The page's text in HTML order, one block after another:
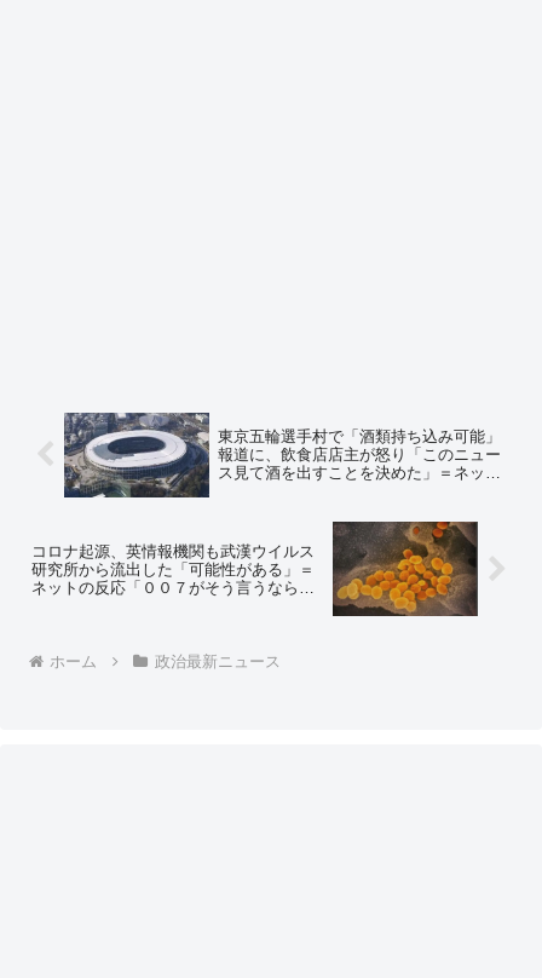
東京五輪選手村で「酒類持ち込み可能」
報道に、飲食店店主が怒り「このニュー
ス見て酒を出すことを決めた」＝ネット
ゃないか」「五輪は2か月後だから、2か
月後から出せ」
コロナ起源、英情報機関も武漢ウイルス
研究所から流出した「可能性がある」＝
ネットの反応「００７がそう言うなら間
ホーム 政治最新ニュース